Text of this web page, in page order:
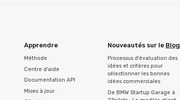
Apprendre
Méthode
Centre d'aide
Documentation API
Mises à jour
Nouveautés sur le Blog
Processus d'évaluation des
idées et critères pour
sélectionner les bonnes
idées commerciales
De BMW Startup Garage à